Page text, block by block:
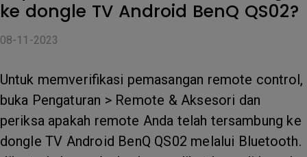
ke dongle TV Android BenQ QS02?
08-11-2023
Untuk memverifikasi pemasangan remote control,
buka Pengaturan > Remote & Aksesori dan
periksa apakah remote Anda telah tersambung ke
dongle TV Android BenQ QS02 melalui Bluetooth.